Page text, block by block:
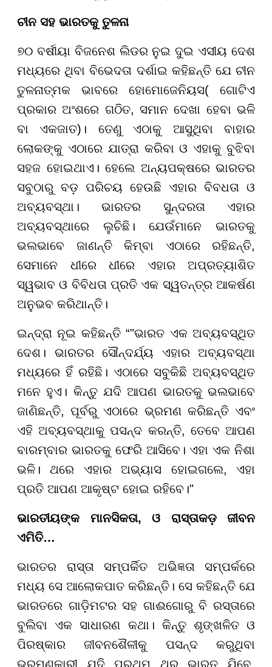
ଚୀନ ସହ ଭାରତକୁ ତୁଳନା
୭୦ ବର୍ଷୀୟା ବିଜନେଶ ଲିଡର ନୁଇ ଦୁଇ ଏସୀୟ ଦେଶ
ମଧ୍ୟରେ ଥିବା ବିଭେଦତା ଦର୍ଶାଇ କହିଛନ୍ତି ଯେ ଚୀନ
ତୁଳନାତ୍ମକ ଭାବରେ ହୋମୋଜେନିୟସ( ଗୋଟିଏ
ପ୍ରକାର ଅଂଶରେ ଗଠିତ, ସମାନ ଦେଖା ହେବା ଭଳି
ବା ଏକଜାତ)। ତେଣୁ ଏଠାକୁ ଆସୁଥିବା ବାହାର
ଲୋକଙ୍କୁ ଏଠାରେ ଯାତ୍ରା କରିବା ଓ ଏହାକୁ ବୁଝିବା
ସହଜ ହୋଇଥାଏ। ହେଲେ ଅନ୍ୟପକ୍ଷରେ ଭାରତର
ସବୁଠାରୁ ବଡ଼ ପରିଚୟ ହେଉଛି ଏହାର ବିବଧତା ଓ
ଅବ୍ୟବସ୍ଥା। ଭାରତର ସୁନ୍ଦରତା ଏହାର
ଅବ୍ୟବସ୍ଥାରେ ଲୁଚିଛି। ଯେଉଁମାନେ ଭାରତକୁ
ଭଲଭାବେ ଜାଣନ୍ତି କିମ୍ବା ଏଠାରେ ରହିଛନ୍ତି,
ସେମାନେ ଧୀରେ ଧୀରେ ଏହାର ଅପ୍ରତ୍ୟାଶିତ
ସ୍ୱଭାବ ଓ ବିବିଧତା ପ୍ରତି ଏକ ସ୍ୱତନ୍ତ୍ର ଆକର୍ଷଣ
ଅନୁଭବ କରିଥାନ୍ତି।
ଇନ୍ଦ୍ରା ନୂଇ କହିଛନ୍ତି “"ଭାରତ ଏକ ଅବ୍ୟବସ୍ଥିତ
ଦେଶ। ଭାରତର ସୌନ୍ଦର୍ଯ୍ୟ ଏହାର ଅବ୍ୟବସ୍ଥା
ମଧ୍ୟରେ ହିଁ ରହିଛି। ଏଠାରେ ସବୁକିଛି ଅବ୍ୟବସ୍ଥିତ
ମନେ ହୁଏ। କିନ୍ତୁ ଯଦି ଆପଣ ଭାରତକୁ ଭଲଭାବେ
ଜାଣିଛନ୍ତି, ପୂର୍ବରୁ ଏଠାରେ ଭ୍ରମଣ କରିଛନ୍ତି ଏବଂ
ଏହି ଅବ୍ୟବସ୍ଥାକୁ ପସନ୍ଦ କରନ୍ତି, ତେବେ ଆପଣ
ବାରମ୍ବାର ଭାରତକୁ ଫେରି ଆସିବେ। ଏହା ଏକ ନିଶା
ଭଳି। ଥରେ ଏହାର ଅଭ୍ୟାସ ହୋଇଗଲେ, ଏହା
ପ୍ରତି ଆପଣ ଆକୃଷ୍ଟ ହୋଇ ରହିବେ।"
ଭାରତୀୟଙ୍କ ମାନସିକତା, ଓ ରାସ୍ତାକଡ଼ ଜୀବନ
ଏମିତି…
ଭାରତର ରାସ୍ତା ସମ୍ପର୍କିତ ଅଭିଜ୍ଞତା ସମ୍ପର୍କରେ
ମଧ୍ୟ ସେ ଆଲୋକପାତ କରିଛନ୍ତି। ସେ କହିଛନ୍ତି ଯେ
ଭାରତରେ ଗାଡ଼ିମଟର ସହ ଗାଈଗୋରୁ ବି ରସ୍ତାରେ
ବୁଲିବା ଏକ ସାଧାରଣ କଥା। କିନ୍ତୁ ଶୃଙ୍ଖଳିତ ଓ
ପିରଷ୍କାର ଜୀବନଶୈଳୀକୁ ପସନ୍ଦ କରୁଥିବା
ଭ୍ରମଣକାରୀ ଯଦି ପ୍ରଥମ ଥର ଭାରତ ଯିବେ,